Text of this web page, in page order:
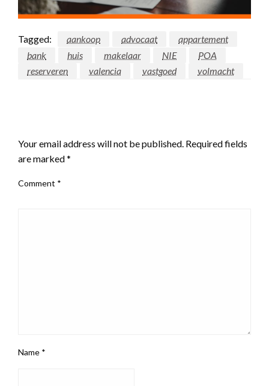
Tagged: aankoop advocaat
appartement
bank
huis makelaar NIE
POA
reserveren
valencia vastgoed volmacht
Your email address will not be published. Required fields
are marked*
Comment *
Name *